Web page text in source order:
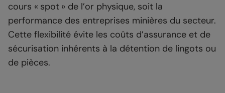
cours « spot » de l’or physique, soit la
performance des entreprises minières du secteur.
Cette flexibilité évite les coûts d’assurance et de
sécurisation inhérents à la détention de lingots ou
de pièces.